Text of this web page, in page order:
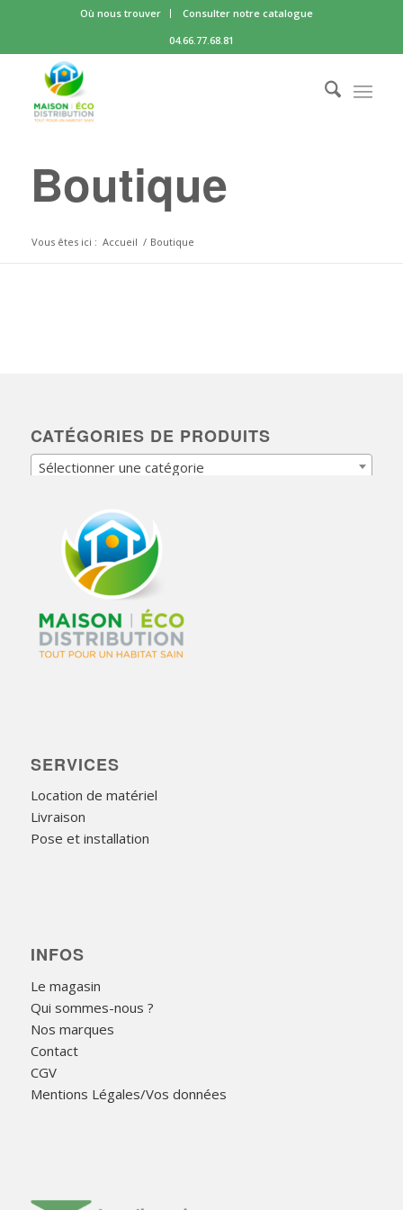
Où nous trouver
Consulter notre catalogue
04.66.77.68.81
Boutique
Vous êtes ici : Accueil / Boutique
CATÉGORIES DE PRODUITS
Sélectionner une catégorie
SERVICES
Location de matériel
Livraison
Pose et installation
INFOS
Le magasin
Qui sommes-nous ?
Nos marques
Contact
CGV
Mentions Légales/Vos données